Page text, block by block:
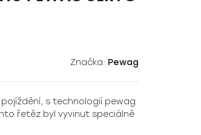
Značka: Pewag
s technologií pewag
řetěz byl vyvinut speciálně